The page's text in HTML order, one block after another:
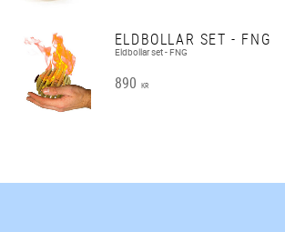
ELDBOLLAR SET - FNG
Eldbollar set - FNG
890 KR